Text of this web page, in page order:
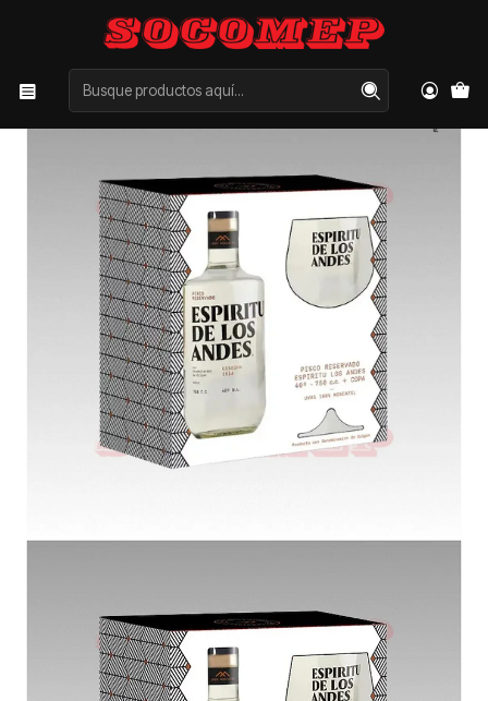
Inicio Categorías LICORES
PISCO
Pisco Espíritu de los Andes con Copa 750cc